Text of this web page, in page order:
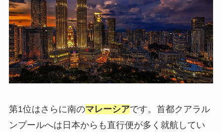
第1位はさらに南のマレーシアです。首都クアラル
ンプールへは日本からも直行便が多く就航してい